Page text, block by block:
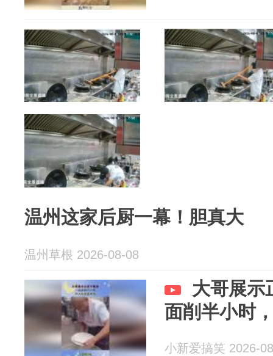
温州这家后厨一幕！胆真大
温州草根 2026-08-08
大哥展示
面削半小时
小新爱搞笑 2026-